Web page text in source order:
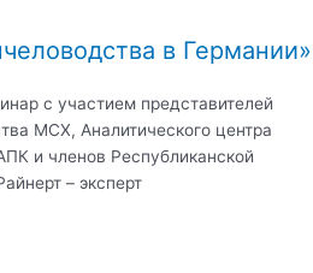
в Германии»
с участием представителей
МСХ, Аналитического центра
и членов Республиканской
– эксперт